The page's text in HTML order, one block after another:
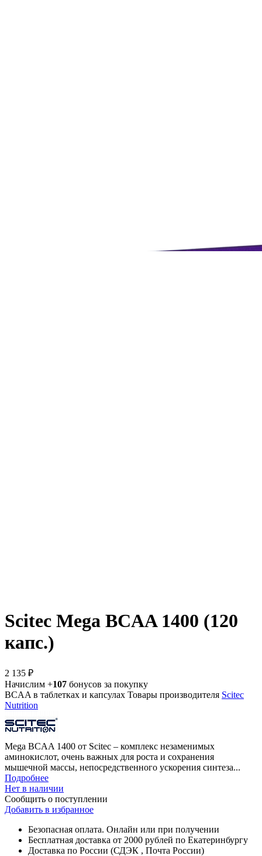
Scitec Mega BCAA 1400 (120
капс.)
2 135 ₽
Начислим +107 бонусов за покупку
BCAA в таблетках и капсулах Товары производителя Scitec
Nutrition
Mega BCAA 1400 от Scitec – комплекс незаменимых
аминокислот, очень важных для роста и сохранения
мышечной массы, непосредственного ускорения синтеза...
Подробнее
Нет в наличии
Сообщить о поступлении
Добавить в избранное
Безопасная оплата. Онлайн или при получении
Бесплатная доставка от 2000 рублей по Екатеринбургу
Доставка по России (СДЭК , Почта России)